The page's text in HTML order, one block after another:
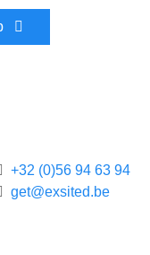
+32 (0)56 94 63 94
get@exsited.be